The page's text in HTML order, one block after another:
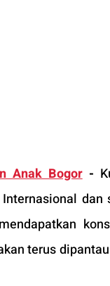
Anak Bogor -
dan
terus